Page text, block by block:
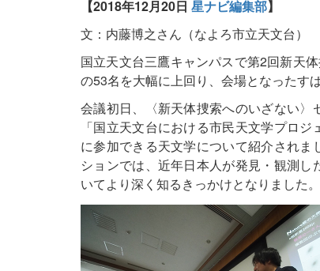
【2018年12月20日 星ナビ編集部】
文：内藤博之さん（なよろ市立天文台）
国立天文台三鷹キャンパスで第2回新天
の53名を大幅に上回り、会場となったす
会議初日、〈新天体捜索へのいざない〉
「国立天文台における市民天文学プロ
に参加できる天文学について紹介され
ションでは、近年日本人が発見・観測
いてより深く知るきっかけとなりました。